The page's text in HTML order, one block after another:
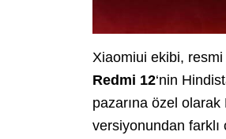
Xiaomiui ekibi, resmi
Redmi 12‘nin
pazarına özel
versiyonundan